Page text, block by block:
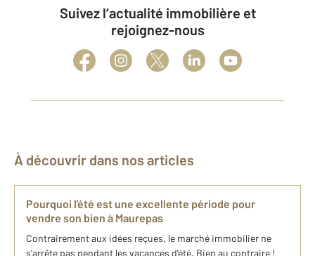
Suivez l’actualité immobilière et
rejoignez-nous
À découvrir dans nos articles
Pourquoi l'été est une excellente période pour
vendre son bien à Maurepas
Contrairement aux idées reçues, le marché immobilier ne
s'arrête pas pendant les vacances d'été. Bien au contraire !